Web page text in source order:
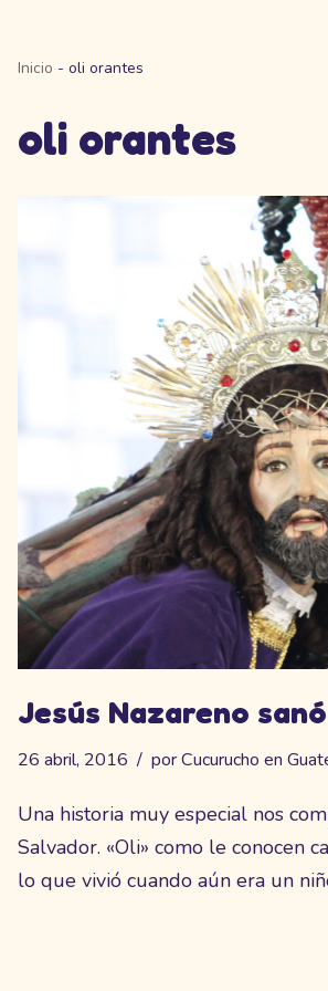
Inicio - oli orantes
oli orantes
Jesús Nazareno
26 abril, 2016 porCucurucho en
Una historia muy especial nos
Salvador. «Oli» como le conocen
lo que vivió cuando aún era un